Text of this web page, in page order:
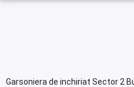
Garsoniera de inchiriat Sector 2